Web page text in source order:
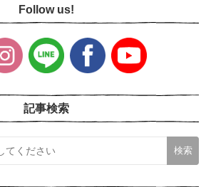
Follow us!
記事検索